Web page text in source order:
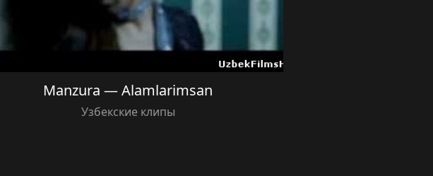
Manzura — Alamlarimsan
Узбекские клипы